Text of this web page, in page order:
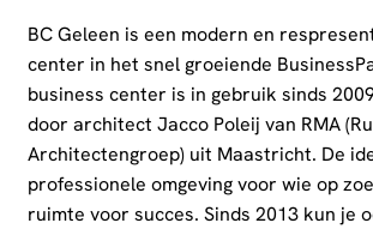
BC Geleen is een modern en
center in het snel groeiende
business center is in gebruik sinds
door architect Jacco Poleij van RMA
Architectengroep) uit Maastricht. De
professionele omgeving voor wie op
ruimte voor succes. Sinds 2013 kun je